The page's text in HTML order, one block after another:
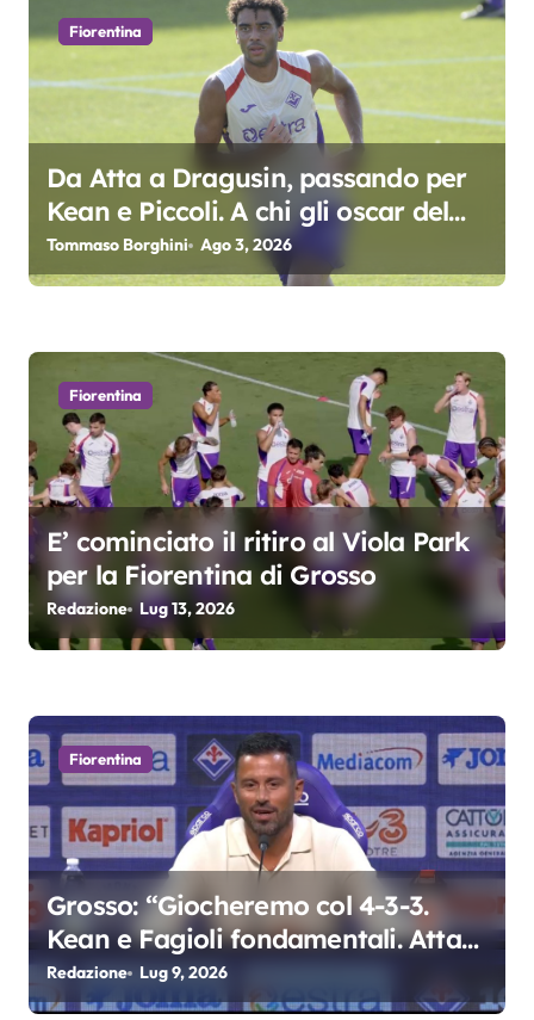
i
e
a
i
o
l
i
Fiorentina
Da Atta a Dragusin, passando per
Kean e Piccoli. A chi gli oscar del
precampionato?
Tommaso Borghini Ago 3, 2026
Fiorentina
E’ cominciato il ritiro al Viola Park
per la Fiorentina di Grosso
Redazione Lug 13, 2026
Fiorentina
Grosso: “Giocheremo col 4-3-3.
Kean e Fagioli fondamentali. Atta
grande colpo”
Redazione Lug 9, 2026